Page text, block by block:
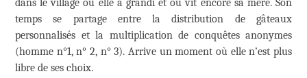
dans le village où elle a grandi et où vit encore sa mère. Son
temps se partage entre la distribution de gâteaux
personnalisés et la multiplication de conquêtes anonymes
(homme n°1, n° 2, n° 3). Arrive un moment où elle n’est plus
libre de ses choix.